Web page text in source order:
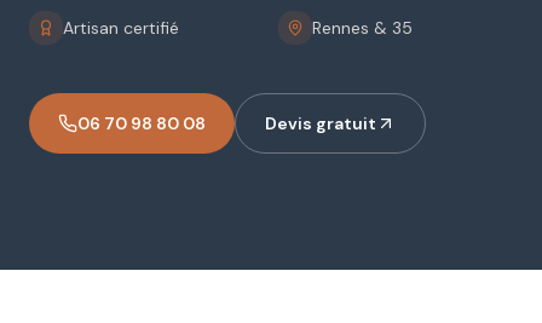
Artisan certifié Rennes & 35
06 70 98 80 08 Devis gratuit